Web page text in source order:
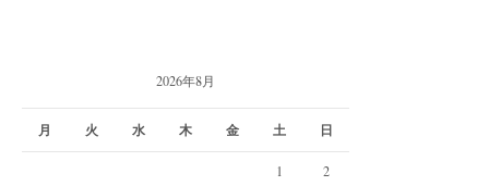
2026年8月
月 火 水 木 金 土 日
1 2